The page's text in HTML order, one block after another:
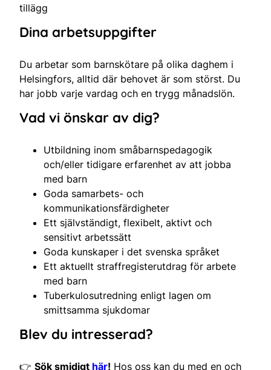
tillägg
Dina arbetsuppgifter
Du arbetar som barnskötare på olika daghem i
Helsingfors, alltid där behovet är som störst. Du
har jobb varje vardag och en trygg månadslön.
Vad vi önskar av dig?
Utbildning inom småbarnspedagogik
och/eller tidigare erfarenhet av att jobba
med barn
Goda samarbets- och
kommunikationsfärdigheter
Ett självständigt, flexibelt, aktivt och
sensitivt arbetssätt
Goda kunskaper i det svenska språket
Ett aktuellt straffregisterutdrag för arbete
med barn
Tuberkulosutredning enligt lagen om
smittsamma sjukdomar
Blev du intresserad?
👉 Sök smidigt här! Hos oss kan du med en och